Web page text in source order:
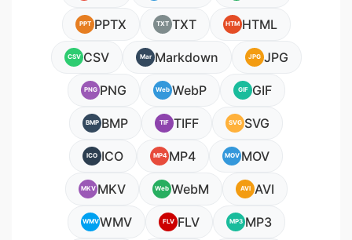
PPT PPTX TXT TXT HTM HTML
CSV CSV Mar Markdown JPG JPG
PNG PNG Web WebP GIF GIF
BMP BMP TIF TIFF SVG SVG
ICO ICO MP4 MP4 MOV MOV
MKV MKV Web WebM AVI AVI
WMVWMV FLV FLV MP3 MP3